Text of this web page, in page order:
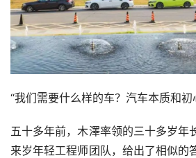
“我们需要什么样的车？汽车本质和初
五十多年前，木澤率领的三十多岁年
来岁年轻工程师团队，给出了相似的